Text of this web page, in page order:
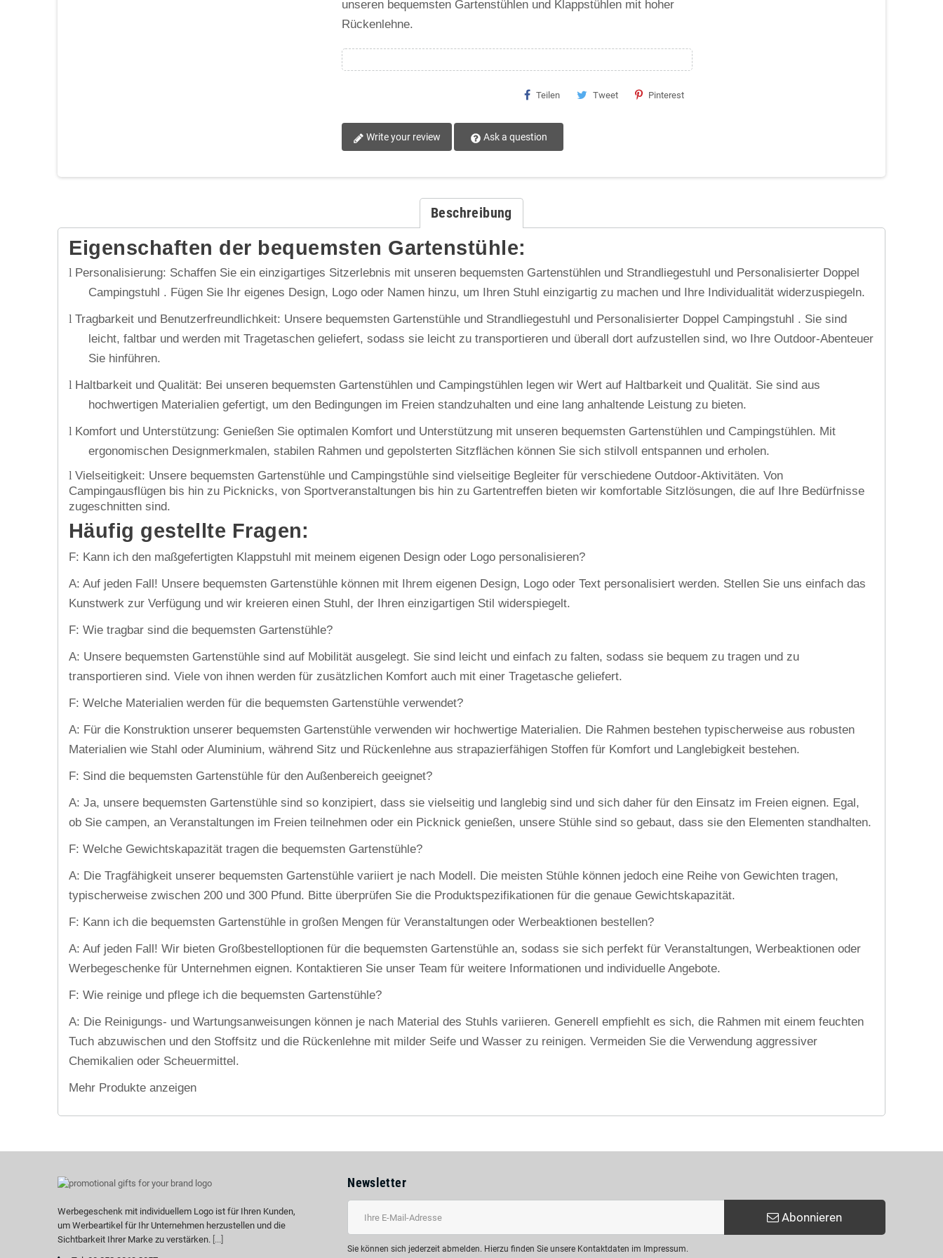
unseren bequemsten Gartenstühlen und Klappstühlen mit hoher
Rückenlehne.
Teilen Tweet Pinterest
Write your review Ask a question
Beschreibung
Eigenschaften der bequemsten Gartenstühle:
l Personalisierung: Schaffen Sie ein einzigartiges Sitzerlebnis mit unseren bequemsten Gartenstühlen und Strandliegestuhl und Personalisierter Doppel
Campingstuhl . Fügen Sie Ihr eigenes Design, Logo oder Namen hinzu, um Ihren Stuhl einzigartig zu machen und Ihre Individualität widerzuspiegeln.
l Tragbarkeit und Benutzerfreundlichkeit: Unsere bequemsten Gartenstühle und Strandliegestuhl und Personalisierter Doppel Campingstuhl . Sie sind
leicht, faltbar und werden mit Tragetaschen geliefert, sodass sie leicht zu transportieren und überall dort aufzustellen sind, wo Ihre Outdoor-Abenteuer
Sie hinführen.
l Haltbarkeit und Qualität: Bei unseren bequemsten Gartenstühlen und Campingstühlen legen wir Wert auf Haltbarkeit und Qualität. Sie sind aus
hochwertigen Materialien gefertigt, um den Bedingungen im Freien standzuhalten und eine lang anhaltende Leistung zu bieten.
l Komfort und Unterstützung: Genießen Sie optimalen Komfort und Unterstützung mit unseren bequemsten Gartenstühlen und Campingstühlen. Mit
ergonomischen Designmerkmalen, stabilen Rahmen und gepolsterten Sitzflächen können Sie sich stilvoll entspannen und erholen.
l Vielseitigkeit: Unsere bequemsten Gartenstühle und Campingstühle sind vielseitige Begleiter für verschiedene Outdoor-Aktivitäten. Von
Campingausflügen bis hin zu Picknicks, von Sportveranstaltungen bis hin zu Gartentreffen bieten wir komfortable Sitzlösungen, die auf Ihre Bedürfnisse
zugeschnitten sind.
Häufig gestellte Fragen:
F: Kann ich den maßgefertigten Klappstuhl mit meinem eigenen Design oder Logo personalisieren?
A: Auf jeden Fall! Unsere bequemsten Gartenstühle können mit Ihrem eigenen Design, Logo oder Text personalisiert werden. Stellen Sie uns einfach das
Kunstwerk zur Verfügung und wir kreieren einen Stuhl, der Ihren einzigartigen Stil widerspiegelt.
F: Wie tragbar sind die bequemsten Gartenstühle?
A: Unsere bequemsten Gartenstühle sind auf Mobilität ausgelegt. Sie sind leicht und einfach zu falten, sodass sie bequem zu tragen und zu
transportieren sind. Viele von ihnen werden für zusätzlichen Komfort auch mit einer Tragetasche geliefert.
F: Welche Materialien werden für die bequemsten Gartenstühle verwendet?
A: Für die Konstruktion unserer bequemsten Gartenstühle verwenden wir hochwertige Materialien. Die Rahmen bestehen typischerweise aus robusten
Materialien wie Stahl oder Aluminium, während Sitz und Rückenlehne aus strapazierfähigen Stoffen für Komfort und Langlebigkeit bestehen.
F: Sind die bequemsten Gartenstühle für den Außenbereich geeignet?
A: Ja, unsere bequemsten Gartenstühle sind so konzipiert, dass sie vielseitig und langlebig sind und sich daher für den Einsatz im Freien eignen. Egal,
ob Sie campen, an Veranstaltungen im Freien teilnehmen oder ein Picknick genießen, unsere Stühle sind so gebaut, dass sie den Elementen standhalten.
F: Welche Gewichtskapazität tragen die bequemsten Gartenstühle?
A: Die Tragfähigkeit unserer bequemsten Gartenstühle variiert je nach Modell. Die meisten Stühle können jedoch eine Reihe von Gewichten tragen,
typischerweise zwischen 200 und 300 Pfund. Bitte überprüfen Sie die Produktspezifikationen für die genaue Gewichtskapazität.
F: Kann ich die bequemsten Gartenstühle in großen Mengen für Veranstaltungen oder Werbeaktionen bestellen?
A: Auf jeden Fall! Wir bieten Großbestelloptionen für die bequemsten Gartenstühle an, sodass sie sich perfekt für Veranstaltungen, Werbeaktionen oder
Werbegeschenke für Unternehmen eignen. Kontaktieren Sie unser Team für weitere Informationen und individuelle Angebote.
F: Wie reinige und pflege ich die bequemsten Gartenstühle?
A: Die Reinigungs- und Wartungsanweisungen können je nach Material des Stuhls variieren. Generell empfiehlt es sich, die Rahmen mit einem feuchten
Tuch abzuwischen und den Stoffsitz und die Rückenlehne mit milder Seife und Wasser zu reinigen. Vermeiden Sie die Verwendung aggressiver
Chemikalien oder Scheuermittel.
Mehr Produkte anzeigen
Werbegeschenk mit individuellem Logo ist für Ihren Kunden,
um Werbeartikel für Ihr Unternehmen herzustellen und die
Sichtbarkeit Ihrer Marke zu verstärken. [...]
Newsletter
Abonnieren
Sie können sich jederzeit abmelden. Hierzu finden Sie unsere Kontaktdaten im Impressum.